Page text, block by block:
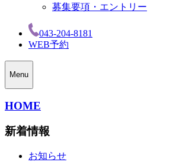
募集要項・エントリー
043-204-8181
WEB予約
Menu
HOME
新着情報
お知らせ